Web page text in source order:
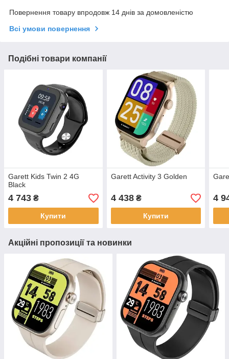
Повернення товару впродовж 14 днів за домовленістю
Всі умови повернення
Подібні товари компанії
Garett Kids Twin 2 4G
Black
4 743 ₴
Купити
Garett Activity 3 Golden
4 438₴
Купити
4
Акційні пропозиції та новинки